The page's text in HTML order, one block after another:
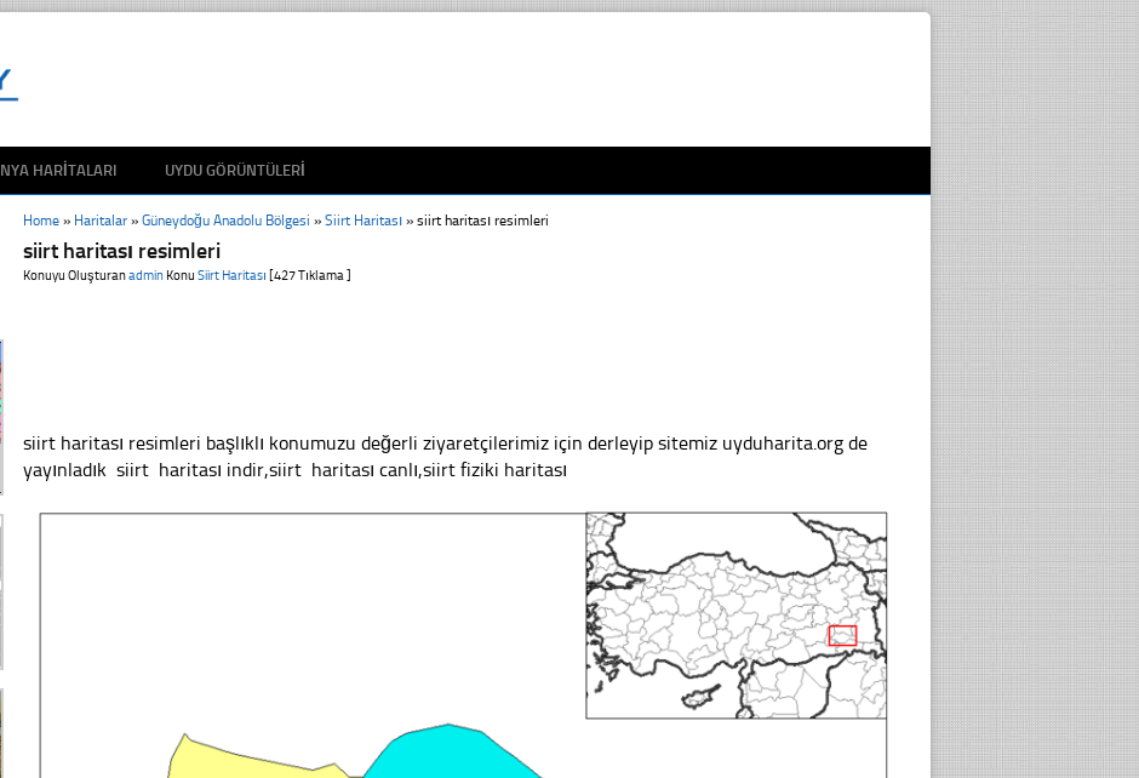
HARITALARI UYDU GÖRÜNTÜLERI
Home » Haritalar »Güneydoğu Anadolu Bölgesi »Siirt Haritası »siirt haritası resimleri
siirt haritası resimleri
Konuyu Oluşturanadmin KonuSiirt Haritası [427 Tıklama ]
siirt haritası resimleri başlıklı konumuzu değerli ziyaretçilerimiz için derleyip sitemiz uyduharita.org de
yayınladık siirt haritası indir,siirt haritası canlı,siirt fiziki haritası